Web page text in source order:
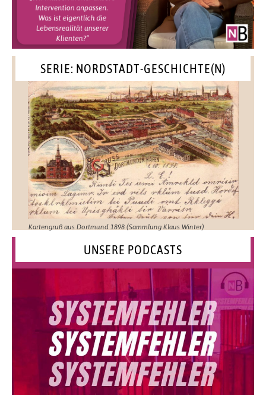
SERIE: NORDSTADT-GESCHICHTE(N)
Kartengruß aus Dortmund 1898 (Sammlung Klaus Winter)
UNSERE PODCASTS